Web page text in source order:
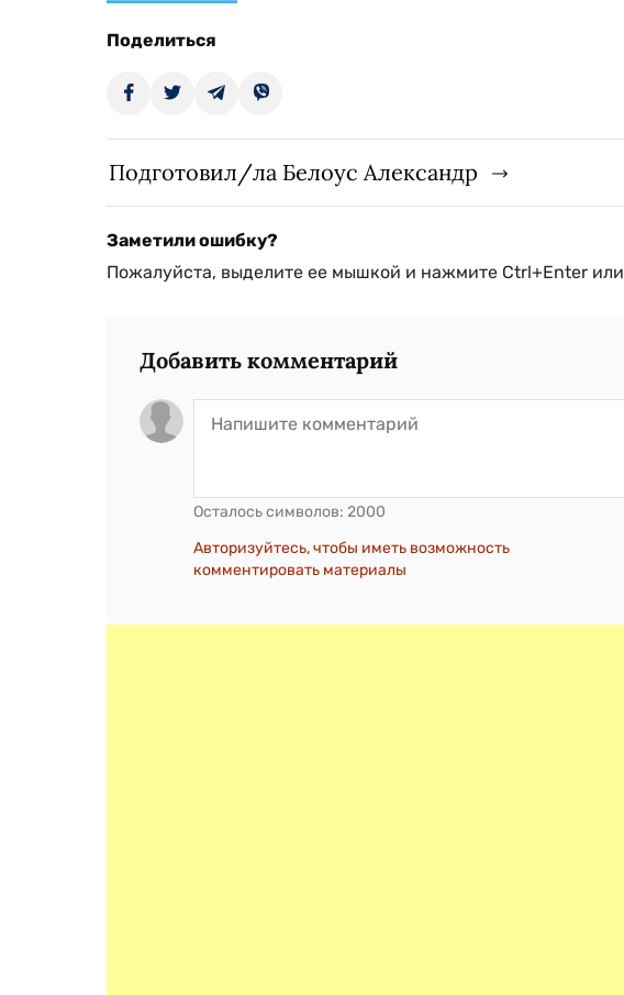
Поделиться
Подготовил/ла Белоус Александр
Заметили ошибку?
Пожалуйста, выделите ее мышкой и нажмите Ctrl+Enter или
Добавить комментарий
Осталось символов: 2000
Авторизуйтесь, чтобы иметь возможность
комментировать материалы